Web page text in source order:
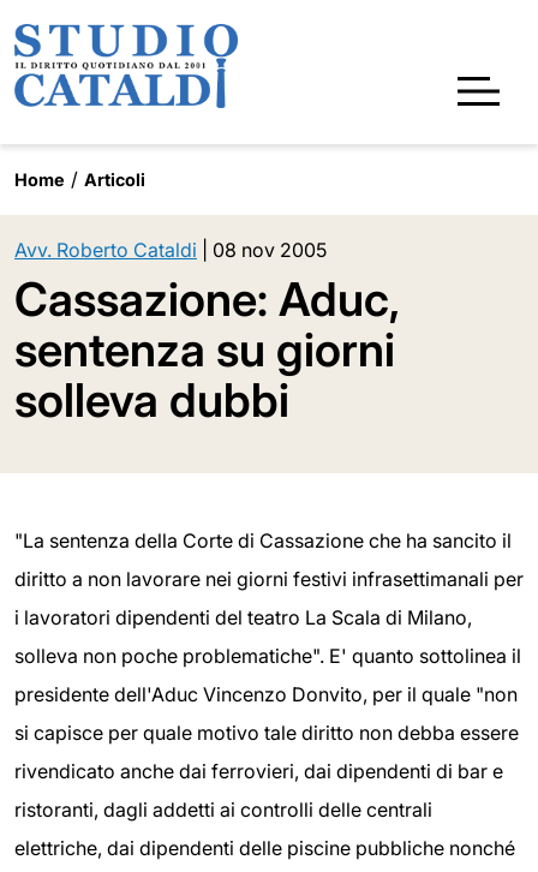
Home Articoli
Avv. Roberto Cataldi 08 nov 2005
Cassazione: Aduc,
sentenza su giorni
solleva dubbi
"La sentenza della Corte di Cassazione che ha sancito il
diritto a non lavorare nei giorni festivi infrasettimanali per
i lavoratori dipendenti del teatro La Scala di Milano,
solleva non poche problematiche". E' quanto sottolinea il
presidente dell'Aduc Vincenzo Donvito, per il quale "non
si capisce per quale motivo tale diritto non debba essere
rivendicato anche dai ferrovieri, dai dipendenti di bar e
ristoranti, dagli addetti ai controlli delle centrali
elettriche, dai dipendenti delle piscine pubbliche nonché